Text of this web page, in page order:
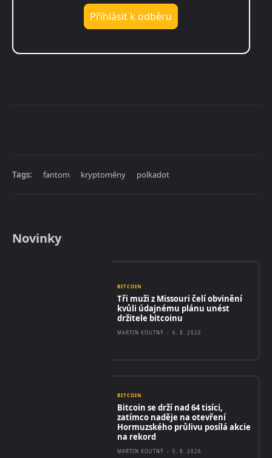
Tags: fantom kryptoměny polkadot
Novinky
BITCOIN
Tři muži z Missouri čelí obvinění
kvůli údajnému plánu unést
držitele bitcoinu
MARTIN KOUTNÝ - 6. 8. 2026
BITCOIN
Bitcoin se drží nad 64 tisíci,
zatímco naděje na otevření
Hormuzského průlivu posílá akcie
na rekord
MARTIN KOUTNÝ - 5. 8. 2026